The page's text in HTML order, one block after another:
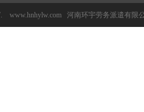
www.hnhylw.com 河南环宇劳务派遣有限